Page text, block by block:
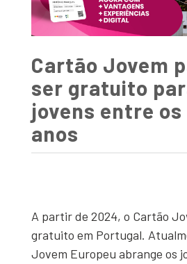
Cartão Jovem
ser gratuito
jovens entre os
anos
A partir de 2024, o Cartão
gratuito em Portugal.
Jovem Europeu abrange os